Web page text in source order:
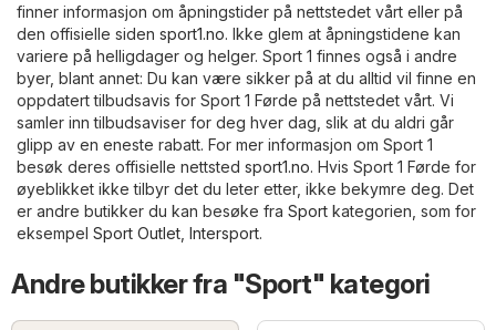
finner informasjon om åpningstider på nettstedet vårt eller på
den offisielle siden sport1.no. Ikke glem at åpningstidene kan
variere på helligdager og helger. Sport 1 finnes også i andre
byer, blant annet: Du kan være sikker på at du alltid vil finne en
oppdatert tilbudsavis for Sport 1 Førde på nettstedet vårt. Vi
samler inn tilbudsaviser for deg hver dag, slik at du aldri går
glipp av en eneste rabatt. For mer informasjon om Sport 1
besøk deres offisielle nettsted sport1.no. Hvis Sport 1 Førde for
øyeblikket ikke tilbyr det du leter etter, ikke bekymre deg. Det
er andre butikker du kan besøke fra Sport kategorien, som for
eksempel Sport Outlet Intersport.
Andre butikker fra "Sport" kategori